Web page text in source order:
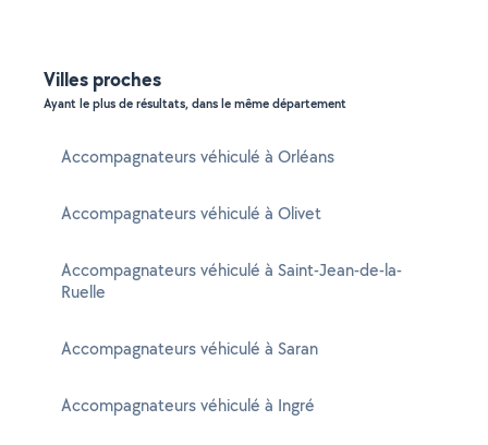
Villes proches
Ayant le plus de résultats, dans le même département
Accompagnateurs véhiculé à Orléans
Accompagnateurs véhiculé à Olivet
Accompagnateurs véhiculé à Saint-Jean-de-la-
Ruelle
Accompagnateurs véhiculé à Saran
Accompagnateurs véhiculé à Ingré